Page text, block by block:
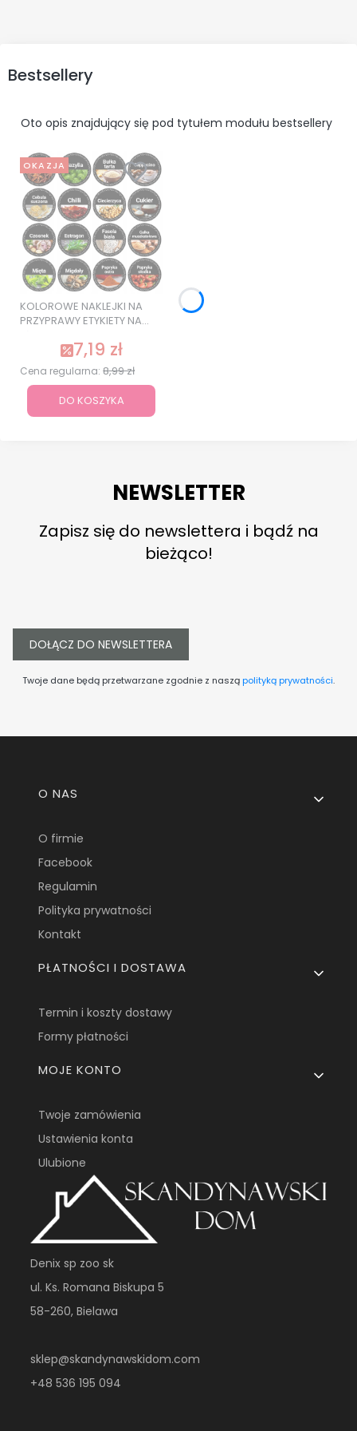
Bestsellery
Oto opis znajdujący się pod tytułem modułu bestsellery
OKAZJA
KOLOROWE NAKLEJKI NA
PRZYPRAWY ETYKIETY NA
JAKOŚĆ
7,19 zł
Cena regularna: 8,99 zł
DO KOSZYKA
NEWSLETTER
Zapisz się do newslettera i bądź na
bieżąco!
DOŁĄCZ DO NEWSLETTERA
Twoje dane będą przetwarzane zgodnie z nasząpolityką prywatności.
Linki w stopce
O NAS
O firmie
Facebook
Regulamin
Polityka prywatności
Kontakt
PŁATNOŚCI I DOSTAWA
Termin i koszty dostawy
Formy płatności
MOJE KONTO
Twoje zamówienia
Ustawienia konta
Ulubione
Denix sp zoo sk
ul. Ks. Romana Biskupa 5
58-260, Bielawa
sklep@skandynawskidom.com
+48 536 195 094